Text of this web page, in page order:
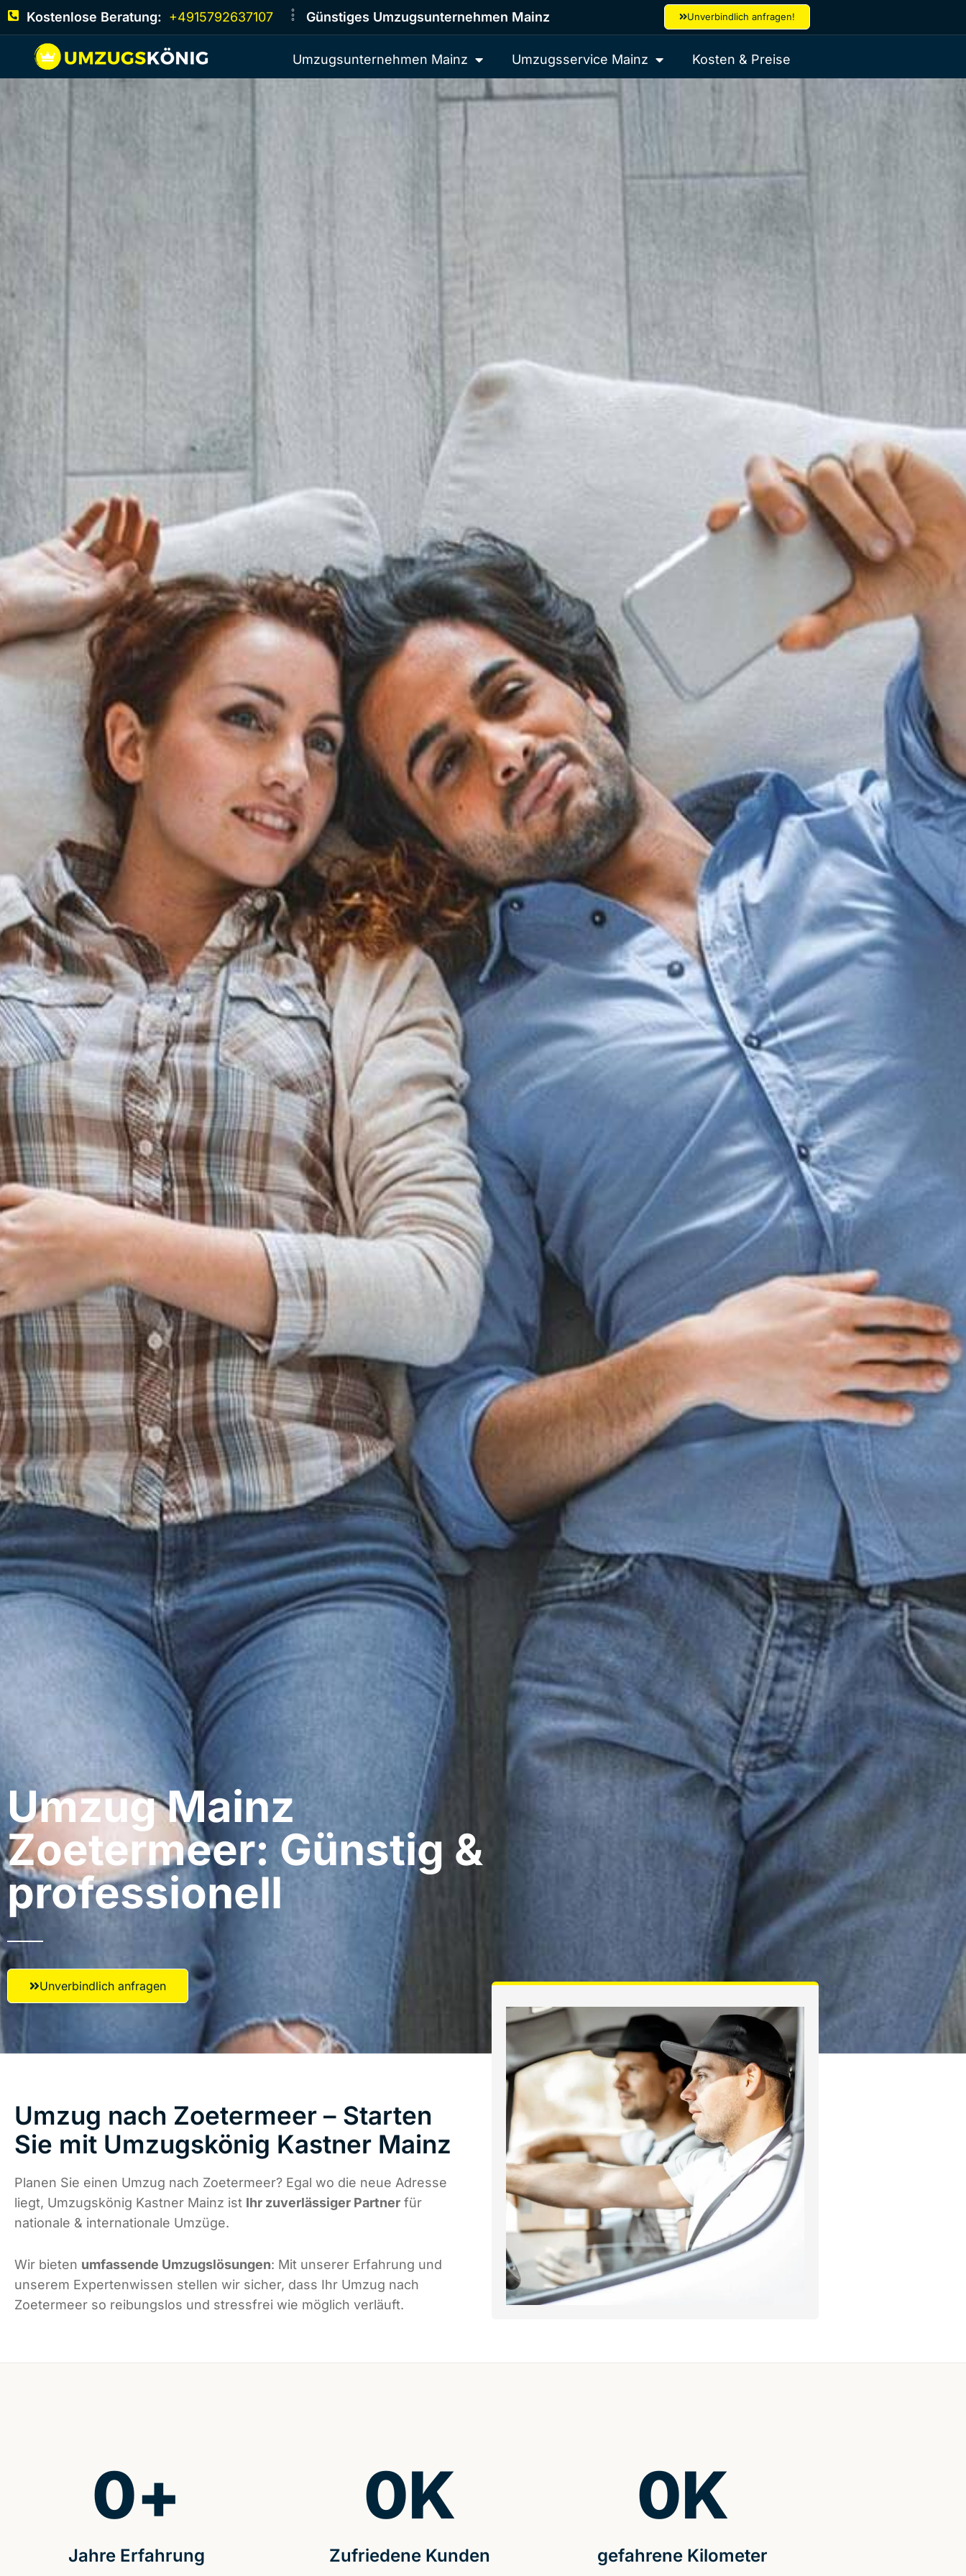
Kostenlose Beratung: +4915792637107 Günstiges Umzugsunternehmen Mainz Unverbindlich anfragen!
Umzugsunternehmen Mainz Umzugsservice Mainz Kosten & Preise
Umzug Mainz​
Zoetermeer: Günstig &
professionell​
Unverbindlich anfragen
Umzug nach Zoetermeer – Starten
Sie mit Umzugskönig Kastner Mainz
Planen Sie einen Umzug nach Zoetermeer? Egal wo die neue Adresse
liegt, Umzugskönig Kastner Mainz ist Ihr zuverlässiger Partner für
nationale & internationale Umzüge.
Wir bieten umfassende Umzugslösungen: Mit unserer Erfahrung und
unserem Expertenwissen stellen wir sicher, dass Ihr Umzug nach
Zoetermeer so reibungslos und stressfrei wie möglich verläuft.
Jahre Erfahrung
0+
Zufriedene Kunden
0K
gefahrene Kilometer
0K